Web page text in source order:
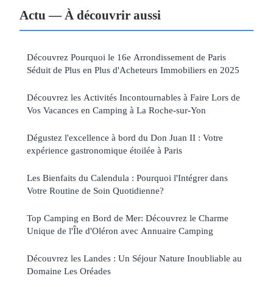
Actu — À découvrir aussi
Découvrez Pourquoi le 16e Arrondissement de Paris
Séduit de Plus en Plus d'Acheteurs Immobiliers en 2025
Découvrez les Activités Incontournables à Faire Lors de
Vos Vacances en Camping à La Roche-sur-Yon
Dégustez l'excellence à bord du Don Juan II : Votre
expérience gastronomique étoilée à Paris
Les Bienfaits du Calendula : Pourquoi l'Intégrer dans
Votre Routine de Soin Quotidienne?
Top Camping en Bord de Mer: Découvrez le Charme
Unique de l'Île d'Oléron avec Annuaire Camping
Découvrez les Landes : Un Séjour Nature Inoubliable au
Domaine Les Oréades